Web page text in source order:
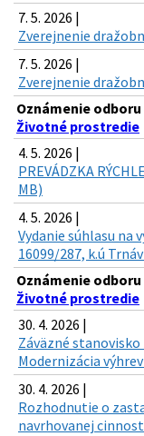
7. 5. 2026 |
Zverejnenie
7. 5. 2026 |
Zverejnenie
Oznámenie
Životné prostredie
4. 5. 2026 |
PREVÁDZKA
MB)
4. 5. 2026 |
Vydanie súhlasu na
16099/287, k.ú
Oznámenie
Životné prostredie
30. 4. 2026 |
Záväzné
Modernizácia
30. 4. 2026 |
Rozhodnutie o
navrhovanej